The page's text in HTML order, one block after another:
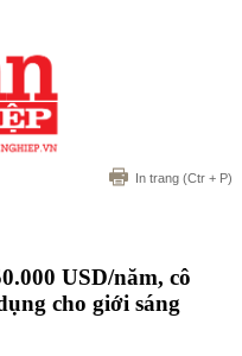
In trang (Ctr + P)
USD/năm, cô
cho giới sáng